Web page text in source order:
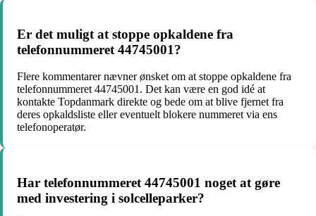
Er det muligt at stoppe opkaldene fra
telefonnummeret 44745001?
Flere kommentarer nævner ønsket om at stoppe opkaldene fra
telefonnummeret 44745001. Det kan være en god idé at
kontakte Topdanmark direkte og bede om at blive fjernet fra
deres opkaldsliste eller eventuelt blokere nummeret via ens
telefonoperatør.
Har telefonnummeret 44745001 noget at gøre
med investering i solcelleparker?